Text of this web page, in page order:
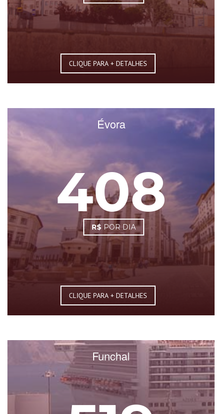
CLIQUE PARA + DETALHES
408
R$ POR DIA
Évora
CLIQUE PARA + DETALHES
Funchal